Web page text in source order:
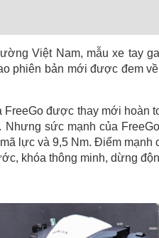
Việt Nam, mẫu xe tay
phiên bản mới được đem
FreeGo được thay mới hoàn
Nhưng sức mạnh của
lực và 9,5 Nm. Điểm
khóa thông minh, dừng